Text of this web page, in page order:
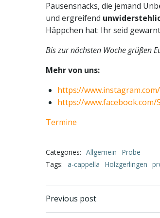
Pausensnacks, die jemand
und ergreifend
Häppchen hat: Ihr seid
Bis zur nächsten Woche grüßen
Mehr von uns:
https://
https://www.facebook.com/
Termine
Categories: Allgemein
Probe
Tags: a-cappella Holzgerlingen
Previous post